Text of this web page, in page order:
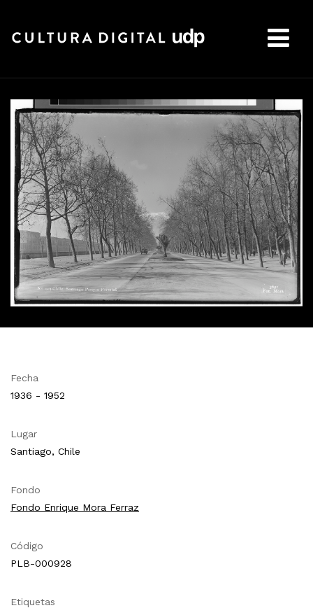
Fecha
1936 - 1952
Lugar
Santiago, Chile
Fondo
Fondo Enrique Mora Ferraz
Código
PLB-000928
Etiquetas